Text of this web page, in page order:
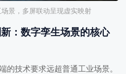
景，多屏联动呈现虚实映射
：数字孪生场景的核心
的技术要求远超普通工业场景。